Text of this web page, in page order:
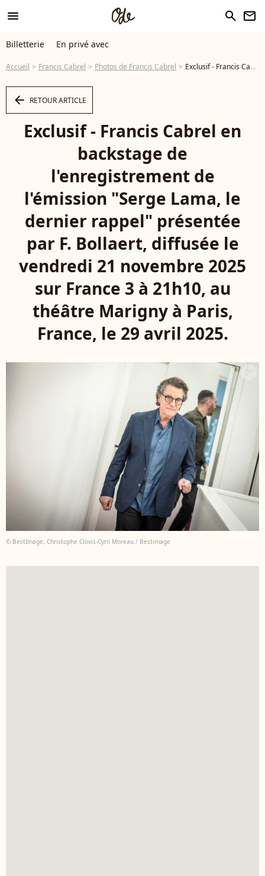
menu search newsletter
Billetterie En privé avec
Accueil Francis Cabrel Photos de Francis Cabrel Exclusif - Francis Cabrel en backstage de l'enregistrement de l'émission "Serge Lama, le dernier rappel" présentée par F. Bollaert, diffusée le vendredi 21 novembre 2025 sur France 3 à 21h10, au théâtre Marigny à Paris, France, le 29 avril 2025. © Clovis-Moreau/Bestimage - Photo
arrow_left RETOUR ARTICLE
Exclusif - Francis Cabrel en
backstage de
l'enregistrement de
l'émission "Serge Lama, le
dernier rappel" présentée
par F. Bollaert, diffusée le
vendredi 21 novembre 2025
sur France 3 à 21h10, au
théâtre Marigny à Paris,
France, le 29 avril 2025.
© BestImage, Christophe Clovis-Cyril Moreau / Bestimage